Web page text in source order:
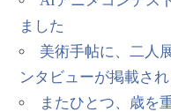
ました
美術手帖に、二人
ンタビューが掲載され
またひとつ、歳を